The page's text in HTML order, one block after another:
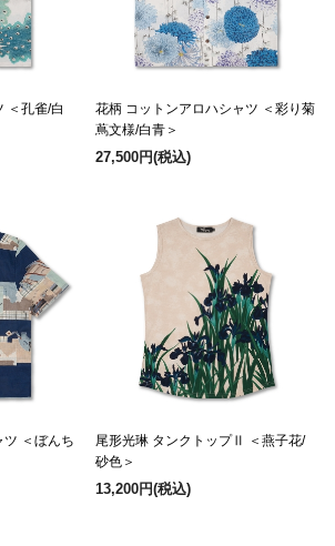
＜孔雀/白
花柄 コットンアロハシャツ ＜彩り菊
蔦文様/白青＞
27,500円(税込)
＜ぼんち
尾形光琳 タンクトップⅡ ＜燕子花/
砂色＞
13,200円(税込)